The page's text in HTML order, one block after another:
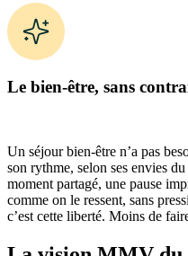
Le bien-être, sans
Un séjour bien-être n’a pas
son rythme, selon ses envies
moment partagé, une pause
comme on le ressent, sans
c’est cette liberté. Moins de